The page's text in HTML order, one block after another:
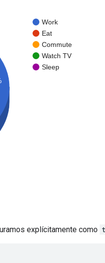
explícitamente como